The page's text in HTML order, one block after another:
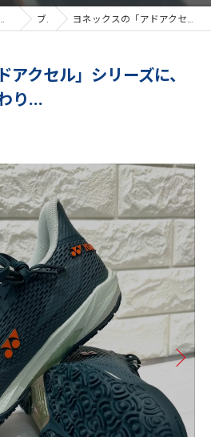
埼玉県大宮と柏のラケットショップならラケットショップキャビン ブログ ヨネックスの「アドアクセル」シリーズに、新しいカラーが加わり...
アクセル」シリーズに、
り...